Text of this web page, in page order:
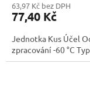
63,97 Kč bez DPH
77,40 Kč
Jednotka Kus Účel
zpracování -60 °C